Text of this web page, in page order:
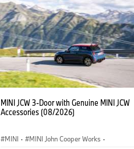
MINI JCW 3-Door with Genuine MINI JCW
Accessories (08/2026)
MINI · MINI John Cooper Works ·